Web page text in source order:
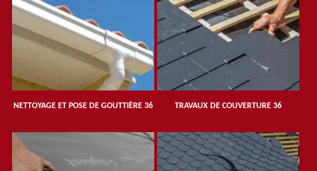
NETTOYAGE ET POSE DE GOUTTIÈRE 36 TRAVAUX DE COUVERTURE 36